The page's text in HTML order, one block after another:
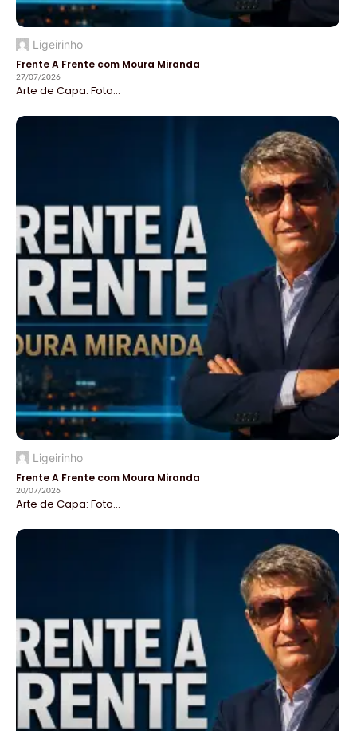
Ligeirinho
Frente A Frente com Moura Miranda
27/07/2026
Arte de Capa: Foto...
Ligeirinho
Frente A Frente com Moura Miranda
20/07/2026
Arte de Capa: Foto...